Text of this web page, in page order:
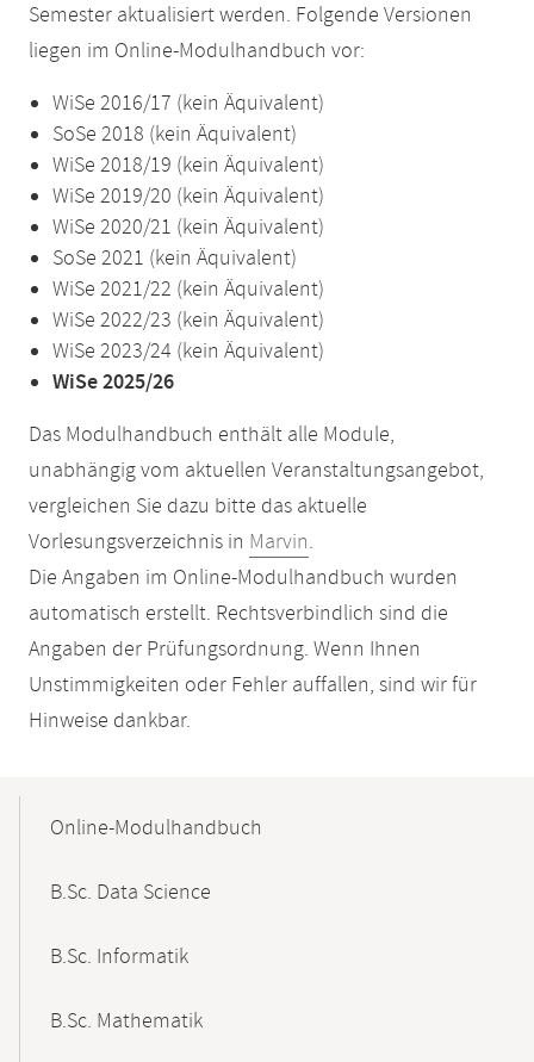
Semester aktualisiert werden. Folgende Versionen
liegen im Online-Modulhandbuch vor:
WiSe 2016/17 (kein Äquivalent)
SoSe 2018 (kein Äquivalent)
WiSe 2018/19 (kein Äquivalent)
WiSe 2019/20 (kein Äquivalent)
WiSe 2020/21 (kein Äquivalent)
SoSe 2021 (kein Äquivalent)
WiSe 2021/22 (kein Äquivalent)
WiSe 2022/23 (kein Äquivalent)
WiSe 2023/24 (kein Äquivalent)
WiSe 2025/26
Das Modulhandbuch enthält alle Module,
unabhängig vom aktuellen Veranstaltungsangebot,
vergleichen Sie dazu bitte das aktuelle
Vorlesungsverzeichnis in Marvin.
Die Angaben im Online-Modulhandbuch wurden
automatisch erstellt. Rechtsverbindlich sind die
Angaben der Prüfungsordnung. Wenn Ihnen
Unstimmigkeiten oder Fehler auffallen, sind wir für
Hinweise dankbar.
NavigationOnline-Modulhandbuch
B.Sc. Data Science
B.Sc. Informatik
B.Sc. Mathematik